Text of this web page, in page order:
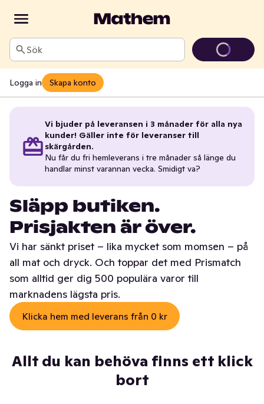
Sök
Logga in Skapa konto
Vi bjuder på leveransen i 3 månader för alla nya
kunder! Gäller inte för leveranser till
skärgården.
Nu får du fri hemleverans i tre månader så länge du
handlar minst varannan vecka. Smidigt va?
Släpp butiken.
Prisjakten är över.
Vi har sänkt priset – lika mycket som momsen – på
all mat och dryck. Och toppar det med Prismatch
som alltid ger dig 500 populära varor till
marknadens lägsta pris.
Klicka hem med leverans från 0 kr
Allt du kan behöva finns ett klick
bort